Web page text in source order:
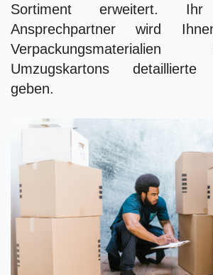
Sortiment erweitert. Ihr
Ansprechpartner wird
Umzugskartons detaillierte
geben.